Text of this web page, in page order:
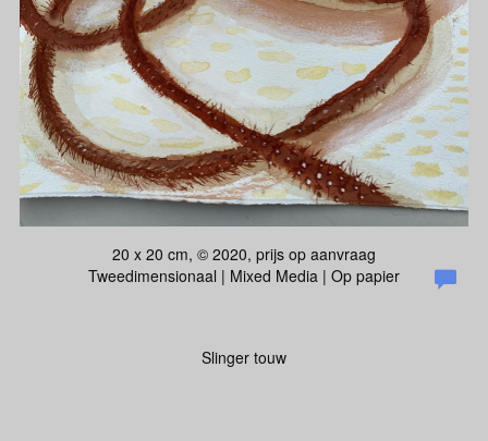
20 x 20 cm, © 2020, prijs op aanvraag
Tweedimensionaal | Mixed Media | Op papier
Slinger touw